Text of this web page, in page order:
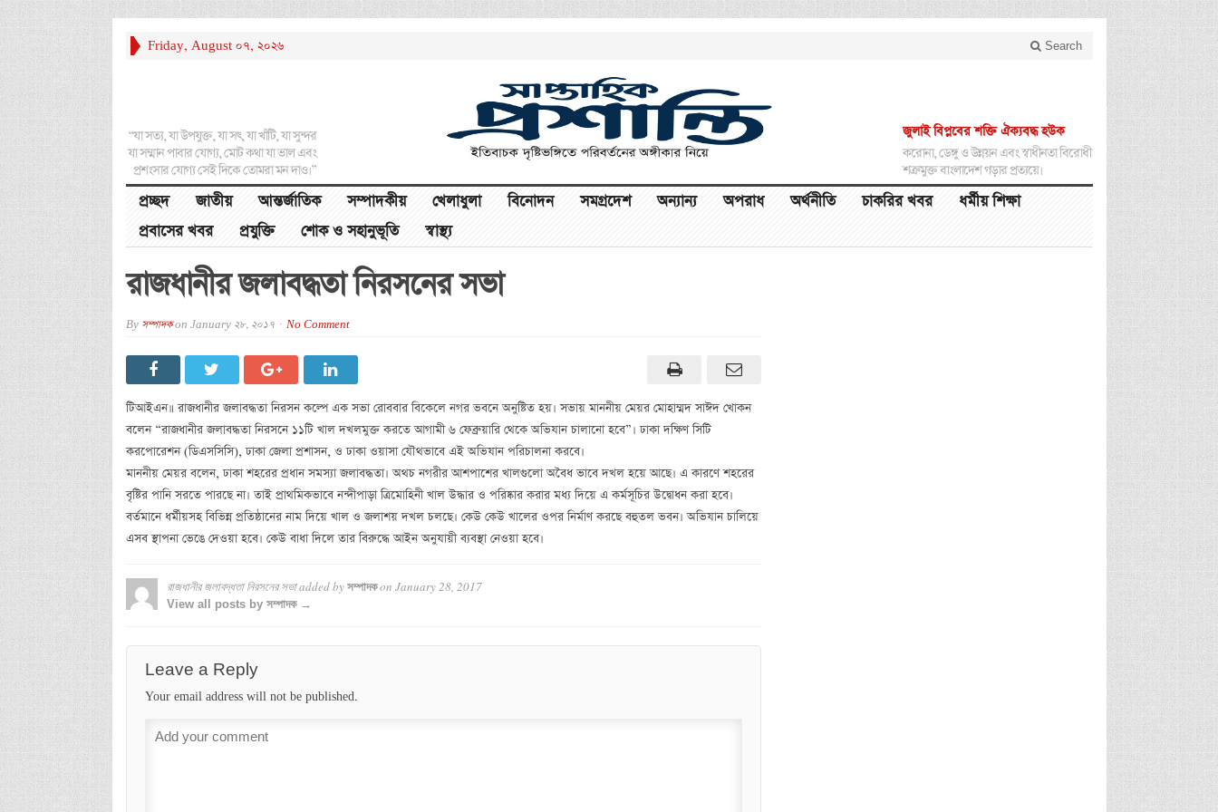
Friday, August 07, 2026 Search
“যা সত্য, যা উপযুক্ত, যা সৎ, যা খাঁটি, যা সুন্দর
যা সম্মান পাবার যোগ্য, মোট কথা যা ভাল এবং
প্রশংসার যোগ্য সেই দিকে তোমরা মন দাও।”
জুলাই বিপ্লবের শক্তি ঐক্যবদ্ধ হউক
করোনা, ডেঙ্গু ও উন্নয়ন এবং স্বাধীনতা বিরোধী
শত্রুমুক্ত বাংলাদেশ গড়ার প্রত্যয়ে।
প্রচ্ছদ জাতীয় আন্তর্জাতিক সম্পাদকীয় খেলাধুলা বিনোদন সমগ্রদেশ অন্যান্য অপরাধ অর্থনীতি চাকরির খবর
ধর্মীয় শিক্ষা
প্রবাসের খবর
প্রযুক্তি শোক ও সহানুভূতি স্বাস্থ্য
রাজধানীর জলাবদ্ধতা নিরসনের সভা
By সম্পাদকon January 28, 2017 No Comment
টিআইএন॥ রাজধানীর জলাবদ্ধতা নিরসন কল্পে এক সভা রোববার বিকেলে নগর ভবনে অনুষ্টিত হয়। সভায় মাননীয় মেয়র মোহাম্মদ সাঈদ খোকন
বলেন “রাজধানীর জলাবদ্ধতা নিরসনে ১১টি খাল দখলমুক্ত করতে আগামী ৬ ফেব্রুয়ারি থেকে অভিযান চালানো হবে”। ঢাকা দক্ষিণ সিটি
করপোরেশন (ডিএসসিসি), ঢাকা জেলা প্রশাসন, ও ঢাকা ওয়াসা যৌথভাবে এই অভিযান পরিচালনা করবে।
মাননীয় মেয়র বলেন, ঢাকা শহরের প্রধান সমস্যা জলাবদ্ধতা। অথচ নগরীর আশপাশের খালগুলো অবৈধ ভাবে দখল হয়ে আছে। এ কারণে শহরের
বৃষ্টির পানি সরতে পারছে না। তাই প্রাথমিকভাবে নন্দীপাড়া ত্রিমোহিনী খাল উদ্ধার ও পরিষ্কার করার মধ্য দিয়ে এ কর্মসূচির উদ্বোধন করা হবে।
বর্তমানে ধর্মীয়সহ বিভিন্ন প্রতিষ্ঠানের নাম দিয়ে খাল ও জলাশয় দখল চলছে। কেউ কেউ খালের ওপর নির্মাণ করছে বহুতল ভবন। অভিযান চালিয়ে
এসব স্থাপনা ভেঙে দেওয়া হবে। কেউ বাধা দিলে তার বিরুদ্ধে আইন অনুযায়ী ব্যবস্থা নেওয়া হবে।
রাজধানীর জলাবদ্ধতা নিরসনের সভাadded by সম্পাদকon January 28, 2017
View all posts by সম্পাদক →
Leave a Reply
Your email address will not be published.